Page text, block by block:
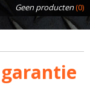
Geen producten(0)